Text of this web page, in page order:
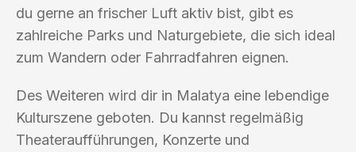
du gerne an frischer Luft aktiv bist, gibt es
zahlreiche Parks und Naturgebiete, die sich ideal
zum Wandern oder Fahrradfahren eignen.
Des Weiteren wird dir in Malatya eine lebendige
Kulturszene geboten. Du kannst regelmäßig
Theateraufführungen, Konzerte und